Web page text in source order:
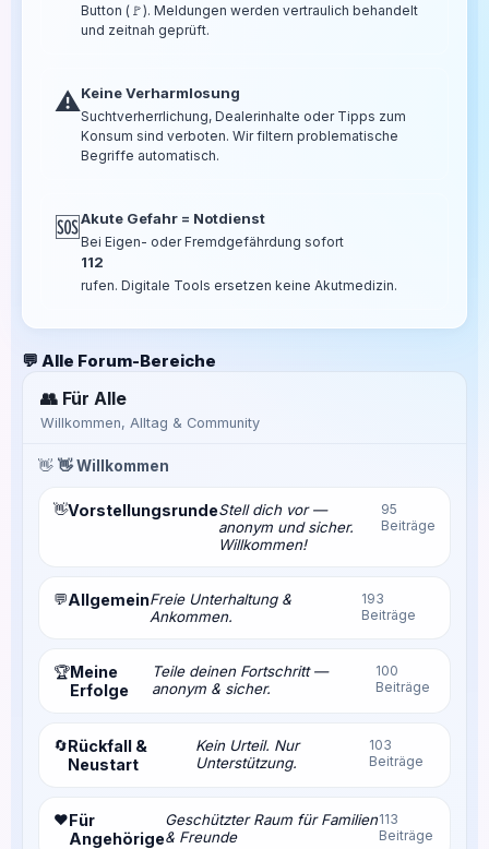
Button (🚩). Meldungen werden vertraulich behandelt
und zeitnah geprüft.
⚠️Keine Verharmlosung
Suchtverherrlichung, Dealerinhalte oder Tipps zum
Konsum sind verboten. Wir filtern problematische
Begriffe automatisch.
🆘Akute Gefahr = Notdienst
Bei Eigen- oder Fremdgefährdung sofort
112
rufen. Digitale Tools ersetzen keine Akutmedizin.
💬 Alle Forum-Bereiche
👥 Für Alle
Willkommen, Alltag & Community
👋 👋 Willkommen
👋VorstellungsrundeStell dich vor —
anonym und sicher.
Willkommen!
95
Beiträge
💬AllgemeinFreie Unterhaltung &
Ankommen.
193
Beiträge
🏆Meine
Erfolge
Teile deinen Fortschritt —
anonym & sicher.
100
Beiträge
🔄Rückfall &
Neustart
Kein Urteil. Nur
Unterstützung.
103
Beiträge
❤️Für
Angehörige
Geschützter Raum für Familien
& Freunde
113
Beiträge